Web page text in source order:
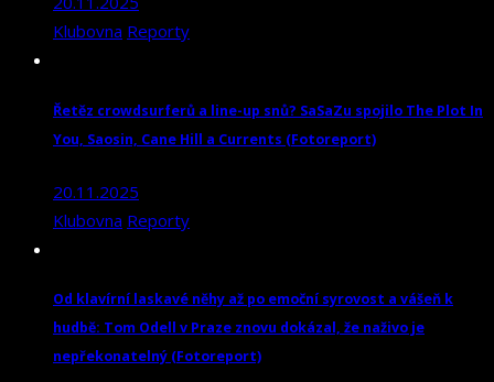
Klubovna Reporty
Řetěz crowdsurferů a line-up snů? SaSaZu spojilo The Plot In
You, Saosin, Cane Hill a Currents (Fotoreport)
20.11.2025
Klubovna Reporty
Od klavírní laskavé něhy až po emoční syrovost a vášeň k
hudbě: Tom Odell v Praze znovu dokázal, že naživo je
nepřekonatelný (Fotoreport)